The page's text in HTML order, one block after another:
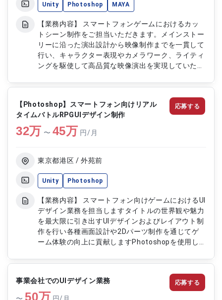
Unity Photoshop MAYA
【業務内容】 スマートフォンゲームにおけるカッ
トシーン制作をご担当いただきます。メインストー
リーに沿った演出設計から映像制作までを一貫して
行い、キャラクター表現やカメラワーク、ライティ
ングを駆使して高品質な映像演出を実現していただ
も関与し、没入感の高いゲーム体験の提供に貢献し
ービーの制作 ・3Dキャラクターモデルの調整およ
び表現強化 ・表情や動きの作り込みおよび演出調
整 ・アセットの組み込みおよびシーン構築 ・カメ
ラワークおよびライティング設定 ・エフェクト制
【Photoshop】スマートフォン向けリアル
タイムバトルRPGUIデザイン制作
32万 〜 45万 円/月
東京都港区 / 外苑前
Unity Photoshop
【業務内容】 スマートフォン向けゲームにおけるUI
デザイン業務を担当しますタイトルの世界観や魅力
を最大限に引き出すUIデザインおよびレイアウト制
作を行い各種画面設計や2Dパーツ制作を通じてゲ
ーム体験の向上に貢献しますPhotoshopを使用し
イン制作を担当します 【作業内容】 ・UI画面のデ
ザインおよびレイアウト制作 ・2Dパーツ制作（訴
求画像バナーアイコンWeb画像など） ・ゲーム内UI
素材の作成および調整 ・世界観に合わせたビジュ
応募する
事業会社でのUIデザイン業務
50万
応募する